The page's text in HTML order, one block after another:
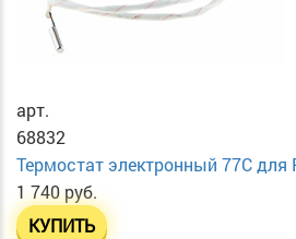
арт.
68832
Термостат электронный 77C для
1 740 руб.
КУПИТЬ